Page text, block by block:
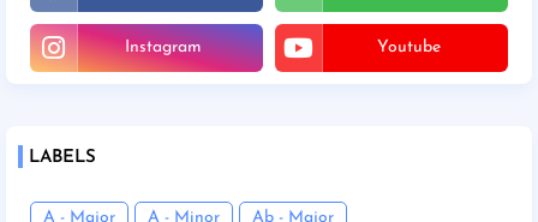
Instagram Youtube
LABELS
A - Major A - Minor Ab - Major